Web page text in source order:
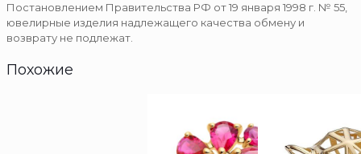
Постановлением Правительства РФ от 19 января 1998 г. № 55,
ювелирные изделия надлежащего качества обмену и
возврату не подлежат.
Похожие